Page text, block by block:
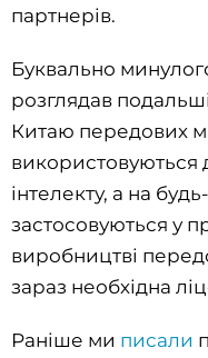
партнерів.
Буквально
розглядав
Китаю передових
використовуються
інтелекту, а на
застосовуються у
виробництві
зараз необхідна
Раніше ми писали